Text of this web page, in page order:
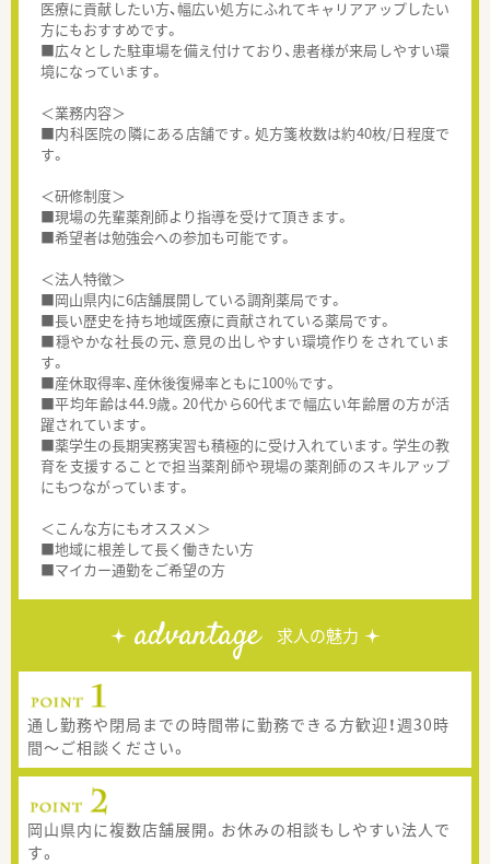
医療に貢献したい方、幅広い処方にふれてキャリアアップしたい
方にもおすすめです。
■広々とした駐車場を備え付けており、患者様が来局しやすい環
境になっています。
＜業務内容＞
■内科医院の隣にある店舗です。処方箋枚数は約40枚/日程度で
す。
＜研修制度＞
■現場の先輩薬剤師より指導を受けて頂きます。
■希望者は勉強会への参加も可能です。
＜法人特徴＞
■岡山県内に6店舗展開している調剤薬局です。
■長い歴史を持ち地域医療に貢献されている薬局です。
■穏やかな社長の元、意見の出しやすい環境作りをされていま
す。
■産休取得率、産休後復帰率ともに100％です。
■平均年齢は44.9歳。20代から60代まで幅広い年齢層の方が活
躍されています。
■薬学生の長期実務実習も積極的に受け入れています。学生の教
育を支援することで担当薬剤師や現場の薬剤師のスキルアップ
にもつながっています。
＜こんな方にもオススメ＞
■地域に根差して長く働きたい方
■マイカー通勤をご希望の方
advantage 求人の魅力
通し勤務や閉局までの時間帯に勤務できる方歓迎！週30時
間～ご相談ください。
岡山県内に複数店舗展開。お休みの相談もしやすい法人で
す。